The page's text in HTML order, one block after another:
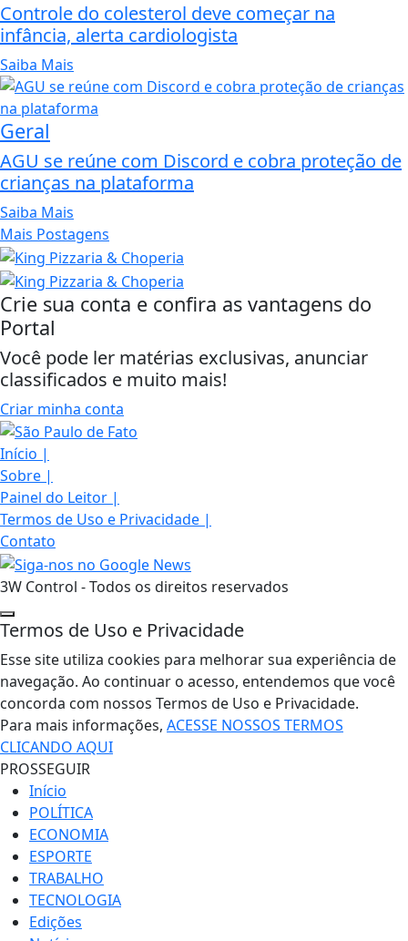
Controle do colesterol deve começar na
infância, alerta cardiologista
Saiba Mais
Geral
AGU se reúne com Discord e cobra proteção de
crianças na plataforma
Saiba Mais
Mais Postagens
Crie sua conta e confira as vantagens do
Portal
Você pode ler matérias exclusivas, anunciar
classificados e muito mais!
Criar minha conta
Início |
Sobre |
Painel do Leitor |
Termos de Uso e Privacidade |
Contato
3W Control - Todos os direitos reservados
Termos de Uso e Privacidade
Esse site utiliza cookies para melhorar sua experiência de
navegação. Ao continuar o acesso, entendemos que você
concorda com nossos Termos de Uso e Privacidade.
Para mais informações, ACESSE NOSSOS TERMOS
CLICANDO AQUI
PROSSEGUIR
Início
POLÍTICA
ECONOMIA
ESPORTE
TRABALHO
TECNOLOGIA
Edições